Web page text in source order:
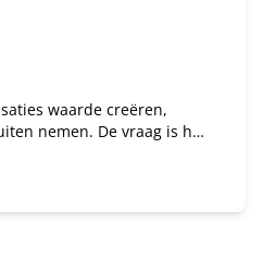
waarde creëren,
nemen. De vraag is hoe